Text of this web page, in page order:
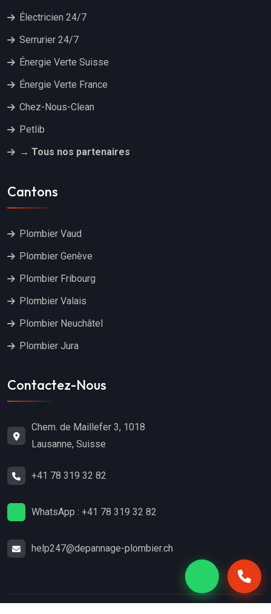
Électricien 24/7
Serrurier 24/7
Énergie Verte Suisse
Énergie Verte France
Chez-Nous-Clean
Petlib
→ Tous nos partenaires
Cantons
Plombier Vaud
Plombier Genève
Plombier Fribourg
Plombier Valais
Plombier Neuchâtel
Plombier Jura
Contactez-Nous
Chem. de Maillefer 3, 1018
Lausanne, Suisse
+41 78 319 32 82
WhatsApp : +41 78 319 32 82
help247@depannage-plombier.ch